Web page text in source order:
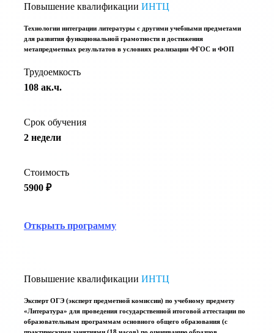
Повышение квалификации ИНТЦ
Технологии интеграции литературы с другими учебными предметами
для развития функциональной грамотности и достижения
метапредметных результатов в условиях реализации ФГОС и ФОП
Трудоемкость
108 ак.ч.
Срок обучения
2 недели
Стоимость
5900 ₽
Открыть программу
Повышение квалификации ИНТЦ
Эксперт ОГЭ (эксперт предметной комиссии) по учебному предмету
«Литература» для проведения государственной итоговой аттестации по
образовательным программам основного общего образования (с